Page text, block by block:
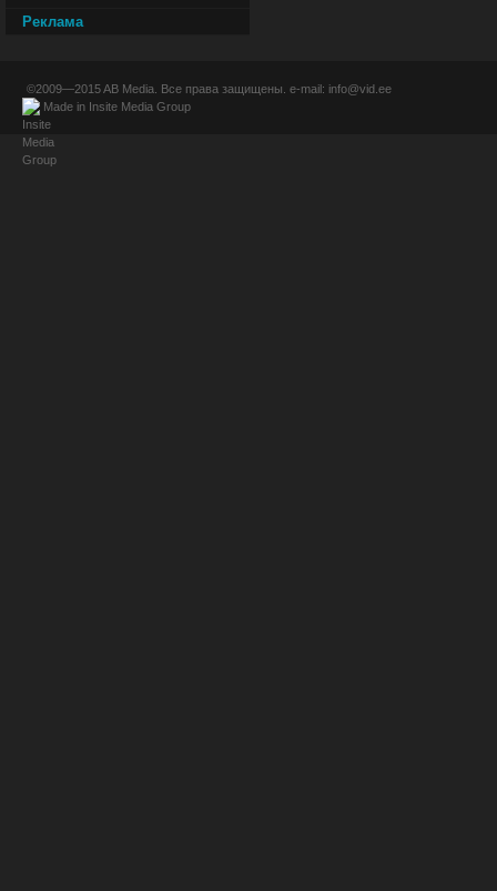
Реклама
©2009—2015AB Media . Все права защищены. e-mail: info@vid.ee
Made in Insite Media Group